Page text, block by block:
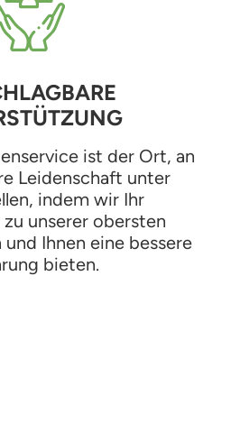
ist der Ort, an
Leidenschaft unter
indem wir Ihr
unserer obersten
Ihnen eine bessere
bieten.